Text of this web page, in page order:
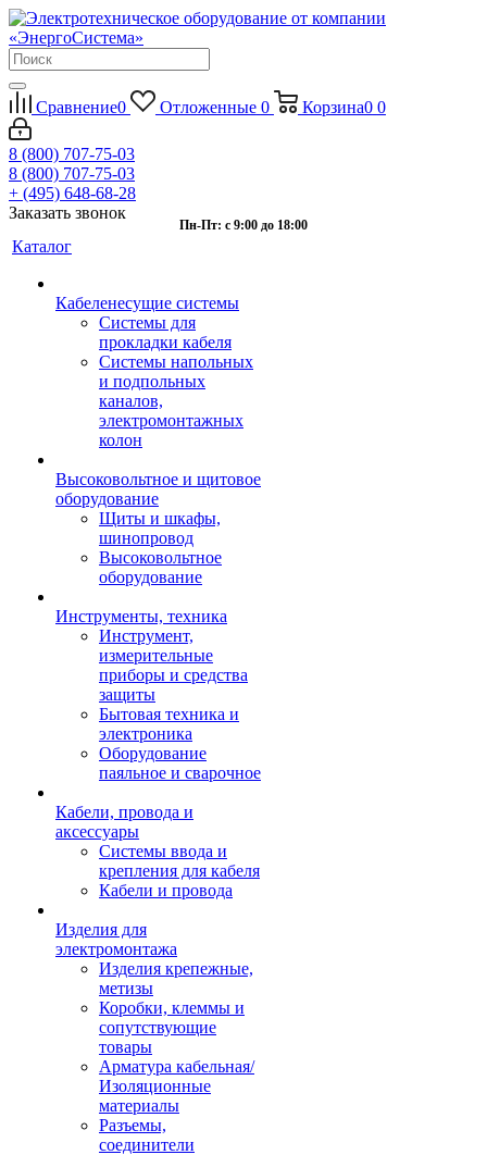
Сравнение0 Отложенные 0 Корзина0 0
8 (800) 707-75-03
8 (800) 707-75-03
+ (495) 648-68-28
Заказать звонок
Пн-Пт: с 9:00 до 18:00
Каталог
Кабеленесущие системы
Системы для
прокладки кабеля
Системы напольных
и подпольных
каналов,
электромонтажных
колон
Высоковольтное и щитовое
оборудование
Щиты и шкафы,
шинопровод
Высоковольтное
оборудование
Инструменты, техника
Инструмент,
измерительные
приборы и средства
защиты
Бытовая техника и
электроника
Оборудование
паяльное и сварочное
Кабели, провода и
аксессуары
Системы ввода и
крепления для кабеля
Кабели и провода
Изделия для
электромонтажа
Изделия крепежные,
метизы
Коробки, клеммы и
сопутствующие
товары
Арматура кабельная/
Изоляционные
материалы
Разъемы,
соединители